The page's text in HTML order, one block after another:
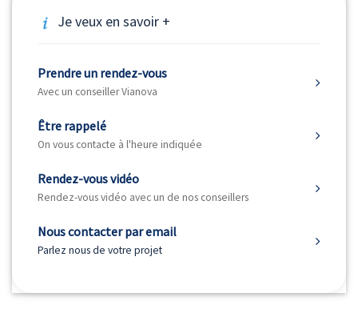
Je veux en savoir +
Prendre un rendez-vous
Avec un conseiller Vianova
Être rappelé
On vous contacte à l'heure indiquée
Rendez-vous vidéo
Rendez-vous vidéo avec un de nos conseillers
Nous contacter par email
Parlez nous de votre projet